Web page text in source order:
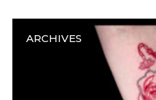
ARCHIVES